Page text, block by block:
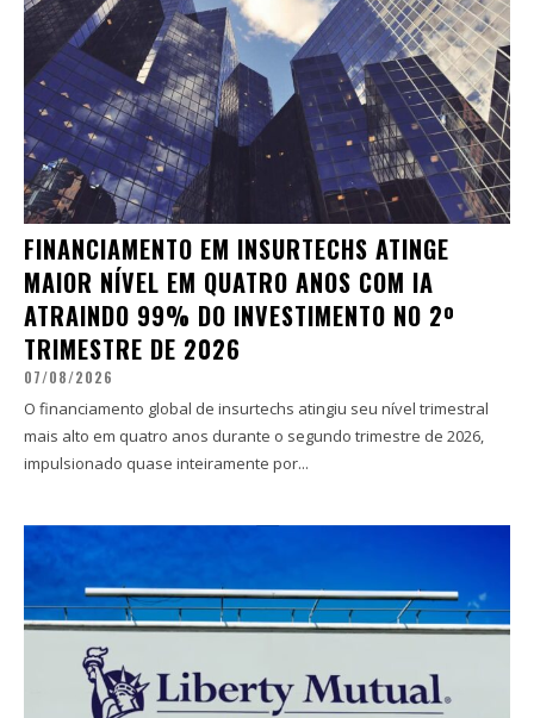
FINANCIAMENTO EM INSURTECHS ATINGE
MAIOR NÍVEL EM QUATRO ANOS COM IA
ATRAINDO 99% DO INVESTIMENTO NO 2º
TRIMESTRE DE 2026
07/08/2026
O financiamento global de insurtechs atingiu seu nível trimestral
mais alto em quatro anos durante o segundo trimestre de 2026,
impulsionado quase inteiramente por...